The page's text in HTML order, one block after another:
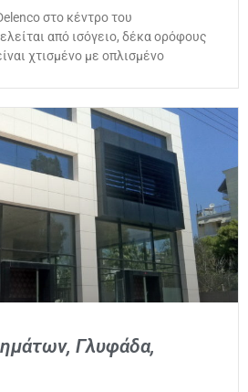
στο κέντρο του
από ισόγειο, δέκα ορόφους
χτισμένο με οπλισμένο
Γλυφάδα,